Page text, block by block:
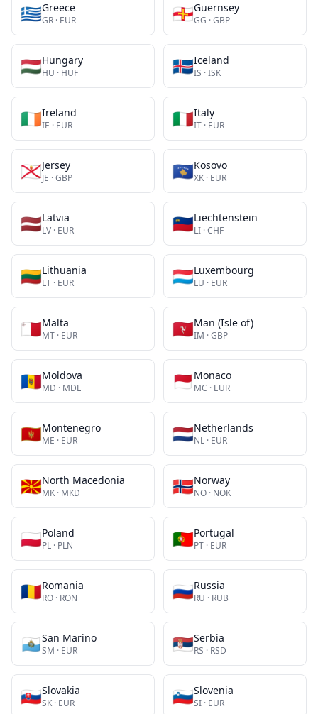
🇬🇷Greece
GR · EUR 🇬🇬Guernsey
GG ·GBP
🇭🇺Hungary
HU · HUF 🇮🇸Iceland
IS ·ISK
🇮🇪Ireland
IE · EUR 🇮🇹Italy
IT · EUR
🇯🇪Jersey
JE ·GBP 🇽🇰Kosovo
XK · EUR
🇱🇻Latvia
LV · EUR 🇱🇮Liechtenstein
LI ·CHF
🇱🇹Lithuania
LT · EUR 🇱🇺Luxembourg
LU · EUR
🇲🇹Malta
MT · EUR 🇮🇲Man (Isle of)
IM ·GBP
🇲🇩Moldova
MD · MDL 🇲🇨Monaco
MC · EUR
🇲🇪Montenegro
ME · EUR 🇳🇱Netherlands
NL · EUR
🇲🇰North Macedonia
MK · MKD 🇳🇴Norway
NO · NOK
🇵🇱Poland
PL · PLN 🇵🇹Portugal
PT · EUR
🇷🇴Romania
RO · RON 🇷🇺Russia
RU · RUB
🇸🇲San Marino
SM · EUR 🇷🇸Serbia
RS · RSD
🇸🇰Slovakia
SK · EUR 🇸🇮Slovenia
SI · EUR